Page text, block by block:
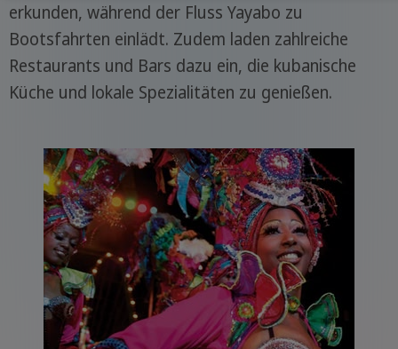
erkunden, während der Fluss Yayabo zu
Bootsfahrten einlädt. Zudem laden zahlreiche
Restaurants und Bars dazu ein, die kubanische
Küche und lokale Spezialitäten zu genießen.